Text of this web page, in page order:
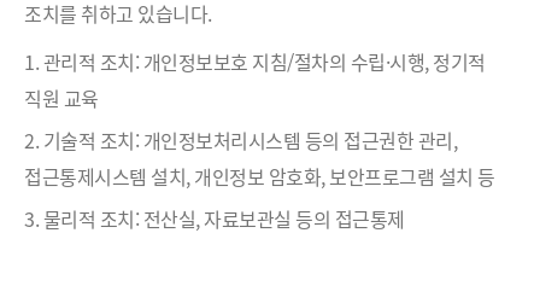
조치를 취하고 있습니다.
1. 관리적 조치: 개인정보보호 지침/절차의 수립·시행, 정기적
직원 교육
2. 기술적 조치: 개인정보처리시스템 등의 접근권한 관리,
접근통제시스템 설치, 개인정보 암호화, 보안프로그램 설치 등
3. 물리적 조치: 전산실, 자료보관실 등의 접근통제